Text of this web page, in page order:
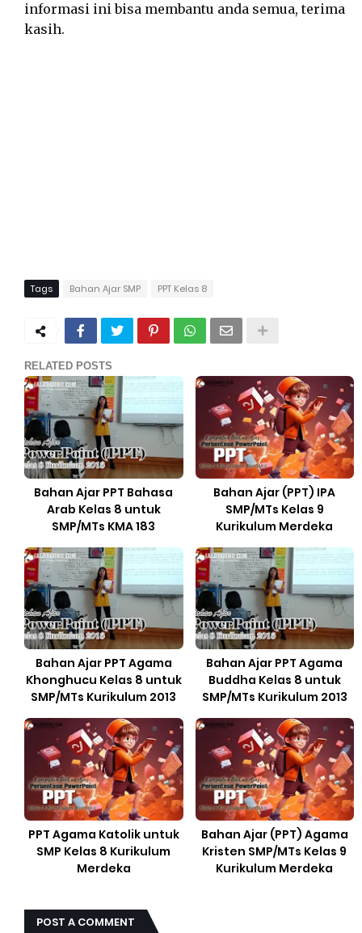
informasi ini bisa membantu anda semua, terima
kasih.
Tags Bahan Ajar SMP PPT Kelas 8
RELATED POSTS
Bahan Ajar PPT Bahasa
Arab Kelas 8 untuk
SMP/MTs KMA 183
Bahan Ajar (PPT) IPA
SMP/MTs Kelas 9
Kurikulum Merdeka
Bahan Ajar PPT Agama
Khonghucu Kelas 8 untuk
SMP/MTs Kurikulum 2013
Bahan Ajar PPT Agama
Buddha Kelas 8 untuk
SMP/MTs Kurikulum 2013
PPT Agama Katolik untuk
SMP Kelas 8 Kurikulum
Merdeka
Bahan Ajar (PPT) Agama
Kristen SMP/MTs Kelas 9
Kurikulum Merdeka
POST A COMMENT